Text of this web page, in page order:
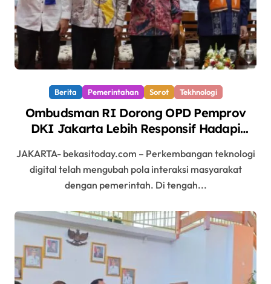
Berita Pemerintahan Sorot Tekhnologi
Ombudsman RI Dorong OPD Pemprov
DKI Jakarta Lebih Responsif Hadapi
JAKARTA- bekasitoday.com – Perkembangan teknologi
digital telah mengubah pola interaksi masyarakat
dengan pemerintah. Di tengah...